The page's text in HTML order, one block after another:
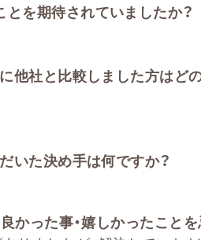
とを期待されていましたか？
他社と比較しました方はど
いた決め手は何ですか？
かった事・嬉しかったこと